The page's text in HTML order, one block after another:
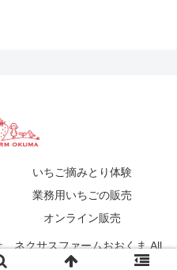
いちご摘みとり体験
業務用いちごの販売
オンライン販売
ネクサスファームおおくま All